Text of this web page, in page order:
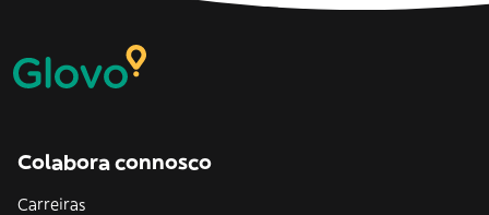
Colabora connosco
Carreiras